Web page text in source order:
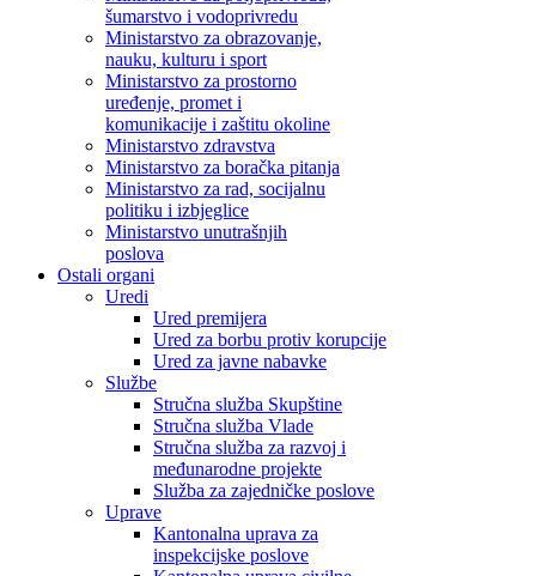
šumarstvo i vodoprivredu
Ministarstvo za obrazovanje,
nauku, kulturu i sport
Ministarstvo za prostorno
uređenje, promet i
komunikacije i zaštitu okoline
Ministarstvo zdravstva
Ministarstvo za boračka pitanja
Ministarstvo za rad, socijalnu
politiku i izbjeglice
Ministarstvo unutrašnjih
poslova
Ostali organi
Uredi
Ured premijera
Ured za borbu protiv korupcije
Ured za javne nabavke
Službe
Stručna služba Skupštine
Stručna služba Vlade
Stručna služba za razvoj i
međunarodne projekte
Služba za zajedničke poslove
Uprave
Kantonalna uprava za
inspekcijske poslove